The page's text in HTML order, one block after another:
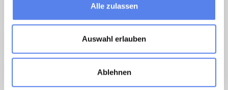
Alle zulassen
Auswahl erlauben
Ablehnen
∂ - Fleisch und
chokolade -sjoggolää∂e- Schokolade.